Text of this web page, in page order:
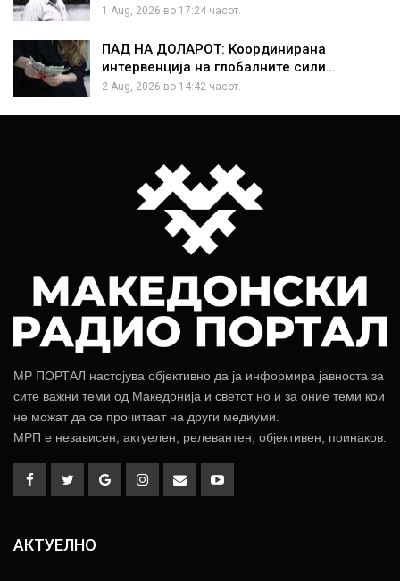
1 Aug, 2026 во 17:24 часот.
ПАД НА ДОЛАРОТ: Координирана
интервенција на глобалните сили…
2 Aug, 2026 во 14:42 часот.
МР ПОРТАЛ настојува објективно да ја информира јавноста за
сите важни теми од Македонија и светот но и за оние теми кои
не можат да се прочитаат на други медиуми.
МРП е независен, актуелен, релевантен, објективен, поинаков.
АКТУЕЛНО